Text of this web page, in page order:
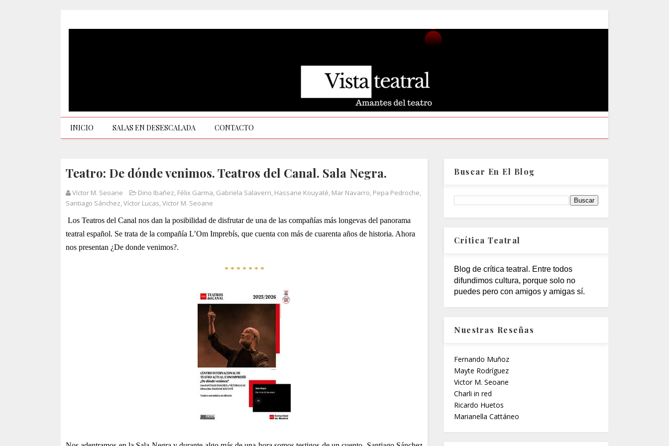
INICIO SALAS EN DESESCALADA CONTACTO
Teatro: De dónde venimos. Teatros del Canal. Sala Negra.
Víctor M. Seoane Dino Ibañez, Félix Garma, Gabriela Salaverri, Hassane Kouyaté, Mar Navarro, Pepa Pedroche,
Santiago Sánchez,Víctor Lucas,Victor M. Seoane
Los Teatros del Canal nos dan la posibilidad de disfrutar de una de las compañías más longevas del panorama
teatral español. Se trata de la compañía L’Om Imprebís, que cuenta con más de cuarenta años de historia. Ahora
nos presentan ¿De donde venimos?.
* * * * * * *
Buscar En El Blog
Crítica Teatral
Blog de crítica teatral. Entre todos
difundimos cultura, porque solo no
puedes pero con amigos y amigas sí.
Nuestras Reseñas
Fernando Muñoz
Mayte Rodríguez
Victor M. Seoane
Charli in red
Ricardo Huetos
Marianella Cattáneo